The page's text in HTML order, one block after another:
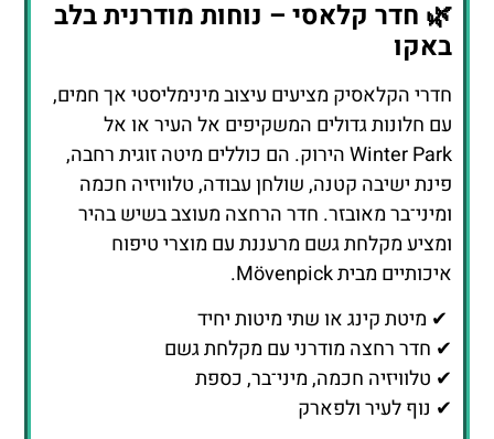
🌿 חדר קלאסי – נוחות מודרנית בלב
באקו
חדרי הקלאסיק מציעים עיצוב מינימליסטי אך חמים,
עם חלונות גדולים המשקיפים אל העיר או אל
Winter Park הירוק. הם כוללים מיטה זוגית רחבה,
פינת ישיבה קטנה, שולחן עבודה, טלוויזיה חכמה
ומיני־בר מאובזר. חדר הרחצה מעוצב בשיש בהיר
ומציע מקלחת גשם מרעננת עם מוצרי טיפוח
איכותיים מבית Mövenpick.
✔ מיטת קינג או שתי מיטות יחיד
✔ חדר רחצה מודרני עם מקלחת גשם
✔ טלוויזיה חכמה, מיני־בר, כספת
✔ נוף לעיר ולפארק